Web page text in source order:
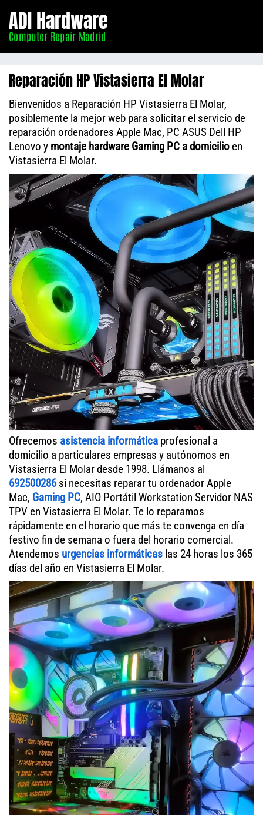
Madrid
ADI Hardware
Computer Repair Madrid
Reparación HP Vistasierra El Molar
Bienvenidos a Reparación HP Vistasierra El Molar,
posiblemente la mejor web para solicitar el servicio de
reparación ordenadores Apple Mac, PC ASUS Dell HP
Lenovo y montaje hardware Gaming PC a domicilio en
Vistasierra El Molar.
Ofrecemos asistencia informática profesional a
domicilio a particulares empresas y autónomos en
Vistasierra El Molar desde 1998. Llámanos al
692500286si necesitas reparar tu ordenador Apple
Mac, Gaming PC, AIO Portátil Workstation Servidor NAS
TPV en Vistasierra El Molar. Te lo reparamos
rápidamente en el horario que más te convenga en día
festivo fin de semana o fuera del horario comercial.
Atendemos urgencias informáticas las 24 horas los 365
días del año en Vistasierra El Molar.